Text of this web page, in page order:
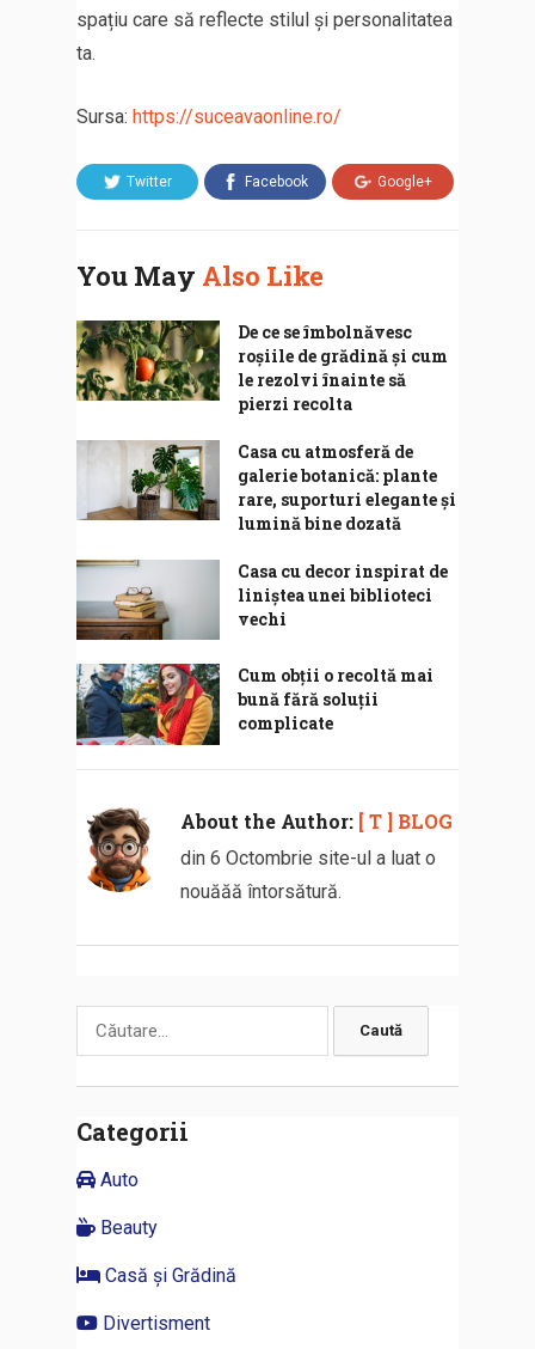
spațiu care să reflecte stilul și personalitatea
ta.
Sursa: https://suceavaonline.ro/
Twitter Facebook Google+
You May Also Like
De ce se îmbolnăvesc
roșiile de grădină și cum
le rezolvi înainte să
pierzi recolta
Casa cu atmosferă de
galerie botanică: plante
rare, suporturi elegante și
lumină bine dozată
Casa cu decor inspirat de
liniștea unei biblioteci
vechi
Cum obții o recoltă mai
bună fără soluții
complicate
About the Author: [ T ] BLOG
din 6 Octombrie site-ul a luat o
nouăăă întorsătură.
Caută
Categorii
Auto
Beauty
Casă și Grădină
Divertisment